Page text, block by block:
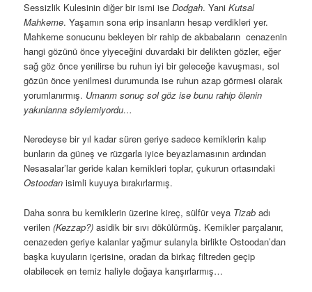
Sessizlik Kulesinin diğer bir ismi iseDodgah. YaniKutsal
Mahkeme. Yaşamın sona erip insanların hesap verdikleri yer.
Mahkeme sonucunu bekleyen bir rahip de akbabaların cenazenin
hangi gözünü önce yiyeceğini duvardaki bir delikten gözler, eğer
sağ göz önce yenilirse bu ruhun iyi bir geleceğe kavuşması, sol
gözün önce yenilmesi durumunda ise ruhun azap görmesi olarak
yorumlanırmış. Umarım sonuç sol göz ise bunu rahip ölenin
yakınlarına söylemiyordu…
Neredeyse bir yıl kadar süren geriye sadece kemiklerin kalıp
bunların da güneş ve rüzgarla iyice beyazlamasının ardından
Nesasalar’lar geride kalan kemikleri toplar, çukurun ortasındaki
Ostoodan isimli kuyuya bırakırlarmış.
Daha sonra bu kemiklerin üzerine kireç, sülfür veya Tizab adı
verilen(Kezzap?) asidik bir sıvı dökülürmüş. Kemikler parçalanır,
cenazeden geriye kalanlar yağmur sularıyla birlikte Ostoodan’dan
başka kuyuların içerisine, oradan da birkaç filtreden geçip
olabilecek en temiz haliyle doğaya karışırlarmış…